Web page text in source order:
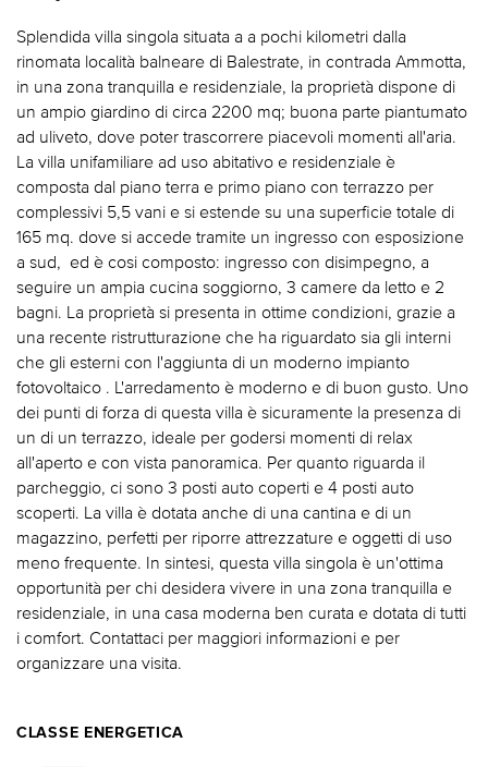
Splendida villa singola situata a a pochi kilometri dalla
rinomata località balneare di Balestrate, in contrada Ammotta,
in una zona tranquilla e residenziale, la proprietà dispone di
un ampio giardino di circa 2200 mq; buona parte piantumato
ad uliveto, dove poter trascorrere piacevoli momenti all'aria.
La villa unifamiliare ad uso abitativo e residenziale è
composta dal piano terra e primo piano con terrazzo per
complessivi 5,5 vani e si estende su una superficie totale di
165 mq. dove si accede tramite un ingresso con esposizione
a sud, ed è cosi composto: ingresso con disimpegno, a
seguire un ampia cucina soggiorno, 3 camere da letto e 2
bagni. La proprietà si presenta in ottime condizioni, grazie a
una recente ristrutturazione che ha riguardato sia gli interni
che gli esterni con l'aggiunta di un moderno impianto
fotovoltaico . L'arredamento è moderno e di buon gusto. Uno
dei punti di forza di questa villa è sicuramente la presenza di
un di un terrazzo, ideale per godersi momenti di relax
all'aperto e con vista panoramica. Per quanto riguarda il
parcheggio, ci sono 3 posti auto coperti e 4 posti auto
scoperti. La villa è dotata anche di una cantina e di un
magazzino, perfetti per riporre attrezzature e oggetti di uso
meno frequente. In sintesi, questa villa singola è un'ottima
opportunità per chi desidera vivere in una zona tranquilla e
residenziale, in una casa moderna ben curata e dotata di tutti
i comfort. Contattaci per maggiori informazioni e per
organizzare una visita.
CLASSE ENERGETICA